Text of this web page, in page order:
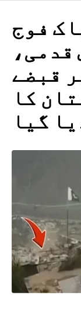
فوج
قدمی،
قبضے
کا
گیا